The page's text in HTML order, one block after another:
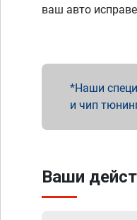
ваш авто
Наши
и чип
Ваши